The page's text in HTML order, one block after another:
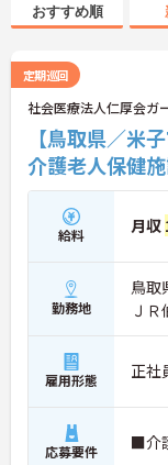
おすすめ順
定期巡回
社会医療法人仁厚会ガ
【鳥取県／米
介護老人保健
給料 月収
勤務地
鳥取
Ｊ
雇用形態 正社
応募要件 ■介